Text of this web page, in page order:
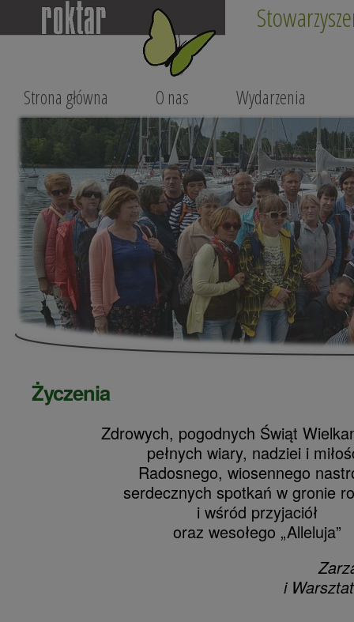
Strona główna O nas Wydarzenia
Życzenia
Zdrowych, pogodnych Świąt
pełnych wiary, nadziei i
Radosnego, wiosennego
serdecznych spotkań w gronie
i wśród przyjaciół
oraz wesołego „Alleluja”
i